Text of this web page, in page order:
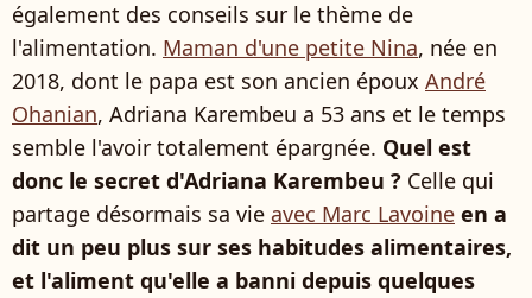
également des conseils sur le thème de
l'alimentation. Maman d'une petite Nina, née en
2018, dont le papa est son ancien époux André
Ohanian, Adriana Karembeu a 53 ans et le temps
semble l'avoir totalement épargnée. Quel est
donc le secret d'Adriana Karembeu ? Celle qui
partage désormais sa vie avec Marc Lavoine en a
dit un peu plus sur ses habitudes alimentaires,
et l'aliment qu'elle a banni depuis quelques